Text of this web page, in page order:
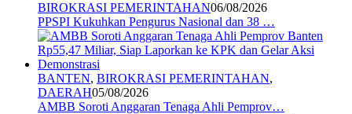
BIROKRASI PEMERINTAHAN06/08/2026
PPSPI Kukuhkan Pengurus Nasional dan 38 …
BANTEN, BIROKRASI PEMERINTAHAN,
DAERAH05/08/2026
AMBB Soroti Anggaran Tenaga Ahli Pemprov…